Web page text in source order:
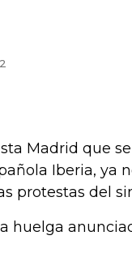
Madrid que
Iberia, ya
protestas del
huelga